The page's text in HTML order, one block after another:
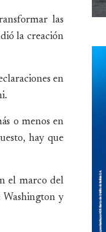
las
la creación
en
o menos en
hay que
el marco del
Washington y